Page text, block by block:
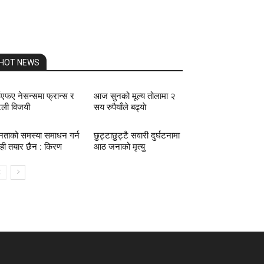
HOT NEWS
नेसन्समा फ्रान्स र
विजयी
आज सुनको मूल्य तोलामा २
सय रुपैयाँले बढ्याे
समस्या समाधन गर्न
तयार छैन : किरण
छुट्टाछुट्टै सवारी दुर्घटनामा
आठ जनाको मृत्यु